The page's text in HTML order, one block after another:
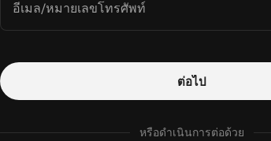
อีเมล/หมายเลขโทรศัพท์
ต่อไป
หรือดำเนินการต่อด้วย